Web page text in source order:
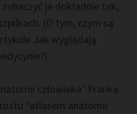
je dokładnie tak,
(O tym, czym są
Jak wyglądają
).
człowieka" Franka
"atlasem anatomii